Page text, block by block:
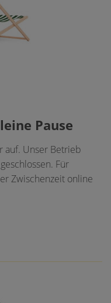
Pause
auf. Unser Betrieb
geschlossen. Für
Zwischenzeit online